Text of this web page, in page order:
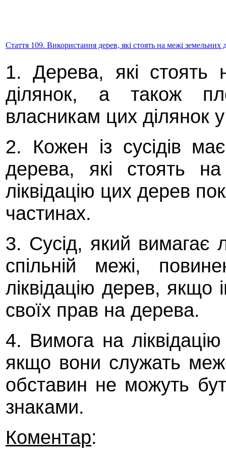
Стаття 109. Використання дерев, які стоять на межі земельних
1. Дерева, які стоять
ділянок, а також
власникам цих ділянок
2. Кожен із сусідів
дерева, які стоять
ліквідацію цих дерев
частинах.
3. Сусід, який вимагає
спільній межі,
ліквідацію дерев, якщо
своїх прав на дерева.
4. Вимога на
якщо вони служать
обставин не можуть
знаками.
Коментар: